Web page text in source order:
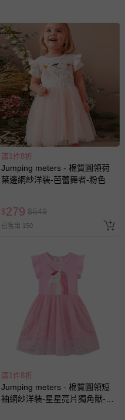
24
11
25.5
12
27
13
可能存在1-3cm誤差，敬請
不同等因素，可能會造成略
期／猶豫期權益，但此期間
須是未經使用的全新狀態，
及贈品等。
出貨』中查詢該筆訂單，
請。若有相關退貨問題，請
因部份退貨，而該訂單保
計算，活動贈品亦需一併退
定，不適用七天鑑賞期/猶
書、姓名貼等）。
滿1件8折
Jumping meters - 棉質圓領荷
葉邊網紗洋裝-芭蕾舞者-粉色
$279 $549
已售出 150
滿1件8折
Jumping meters - 棉質圓領短
袖網紗洋裝-星星亮片獨角獸-粉